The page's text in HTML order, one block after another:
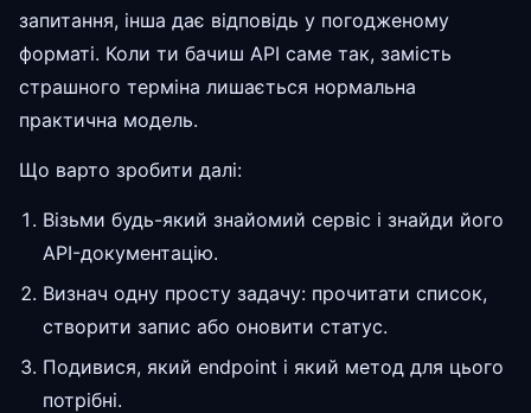
запитання, інша дає відповідь у погодженому
форматі. Коли ти бачиш API саме так, замість
страшного терміна лишається нормальна
практична модель.
Що варто зробити далі:
Візьми будь-який знайомий сервіс і знайди його
API-документацію.
Визнач одну просту задачу: прочитати список,
створити запис або оновити статус.
Подивися, який endpoint і який метод для цього
потрібні.